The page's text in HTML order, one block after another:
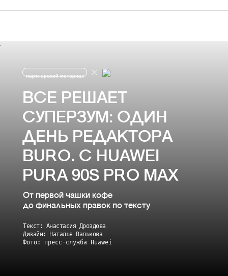
партнерский материал
ВСЕ РЕШАЕТ
СУПЕРЗУМ: ОДИН
ДЕНЬ РЕДАКТОРА
BURO. С HUAWEI
PURA 90S PRO MAX
От первой чашки кофе
до финальных правок по тексту
Текст: Анастасия Дроздова
Дизайн: Наталья Валькова
Фото: пресс-служба Huawei